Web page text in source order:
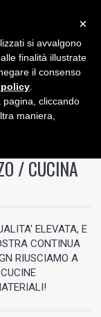
0
/ CUCINA
ELEVATA, E
CONTINUA
RIUSCIAMO A
×
si avvalgono
finalità illustrate
il consenso
cliccando
maniera,